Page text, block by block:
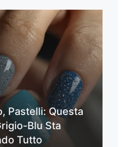
Pastelli: Questa
Blu Sta
Tutto